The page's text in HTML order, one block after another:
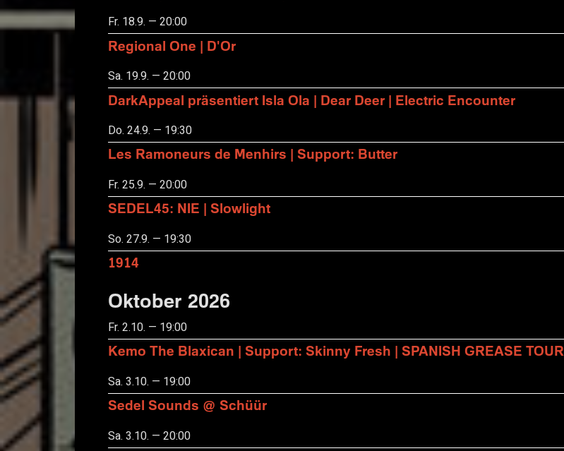
Fr. 18.9. — 20:00
Regional One | D'Or
Sa. 19.9. — 20:00
DarkAppeal präsentiert Isla Ola | Dear Deer | Electric Encounter
Do. 24.9. — 19:30
Les Ramoneurs de Menhirs | Support: Butter
Fr. 25.9. — 20:00
SEDEL45: NIE | Slowlight
So. 27.9. — 19:30
1914
Oktober 2026
Fr. 2.10. — 19:00
Kemo The Blaxican | Support: Skinny Fresh | SPANISH GREASE TOUR
Sa. 3.10. — 19:00
Sedel Sounds @ Schüür
Sa. 3.10. — 20:00